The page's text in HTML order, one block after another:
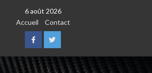
6 août 2026
Accueil
Contact
FacebookTwitter